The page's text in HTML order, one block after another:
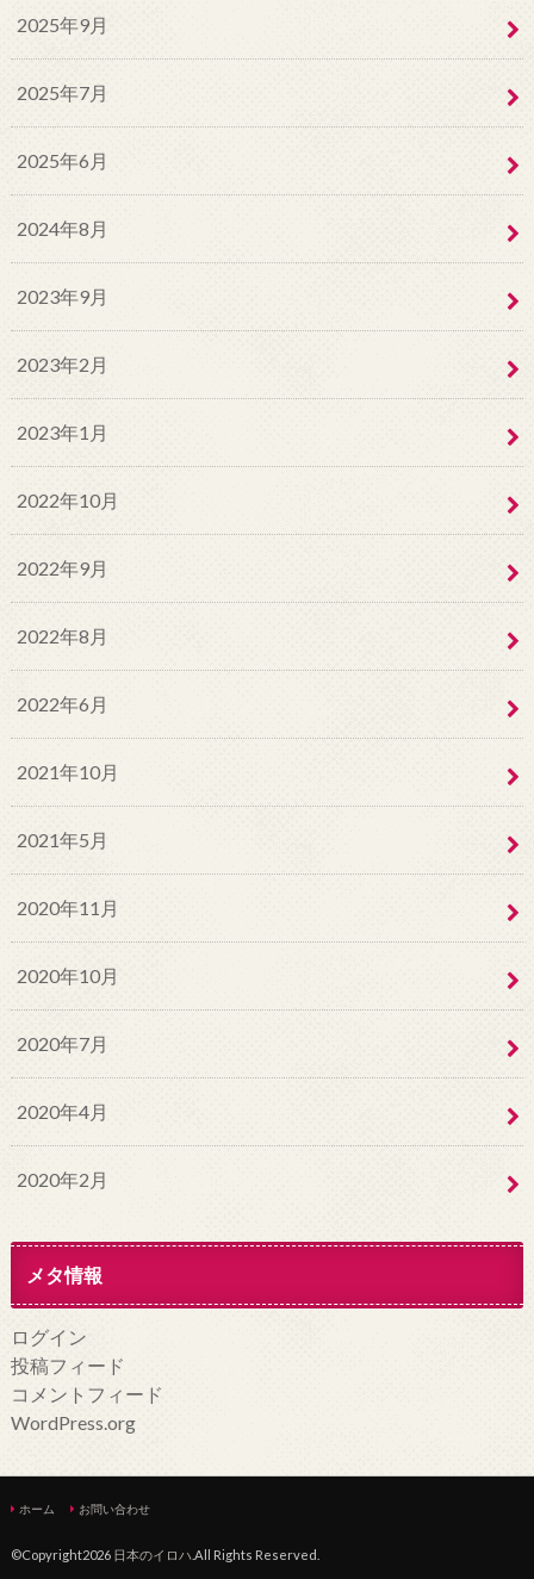
2025年9月
2025年7月
2025年6月
2024年8月
2023年9月
2023年2月
2023年1月
2022年10月
2022年9月
2022年8月
2022年6月
2021年10月
2021年5月
2020年11月
2020年10月
2020年7月
2020年4月
2020年2月
メタ情報
ログイン
投稿フィード
コメントフィード
WordPress.org
ホーム お問い合わせ
©Copyright2026 日本のイロハ .All Rights Reserved.